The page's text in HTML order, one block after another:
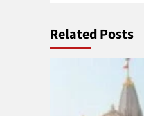
Related Posts